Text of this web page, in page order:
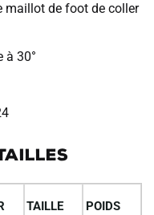
maillot de foot de coller
à 30°
TAILLE
POIDS